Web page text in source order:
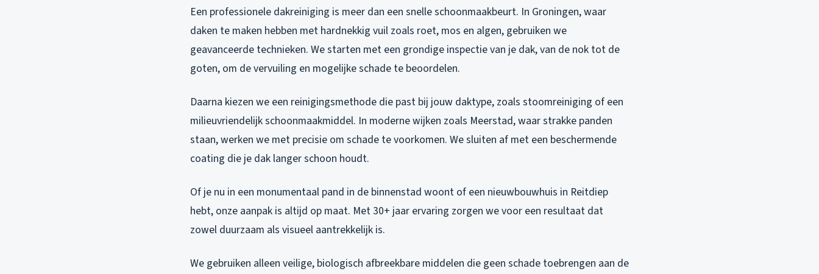
Een professionele dakreiniging is meer dan een snelle schoonmaakbeurt. In Groningen, waar
daken te maken hebben met hardnekkig vuil zoals roet, mos en algen, gebruiken we
geavanceerde technieken. We starten met een grondige inspectie van je dak, van de nok tot de
goten, om de vervuiling en mogelijke schade te beoordelen.
Daarna kiezen we een reinigingsmethode die past bij jouw daktype, zoals stoomreiniging of een
milieuvriendelijk schoonmaakmiddel. In moderne wijken zoals Meerstad, waar strakke panden
staan, werken we met precisie om schade te voorkomen. We sluiten af met een beschermende
coating die je dak langer schoon houdt.
Of je nu in een monumentaal pand in de binnenstad woont of een nieuwbouwhuis in Reitdiep
hebt, onze aanpak is altijd op maat. Met 30+ jaar ervaring zorgen we voor een resultaat dat
zowel duurzaam als visueel aantrekkelijk is.
We gebruiken alleen veilige, biologisch afbreekbare middelen die geen schade toebrengen aan de